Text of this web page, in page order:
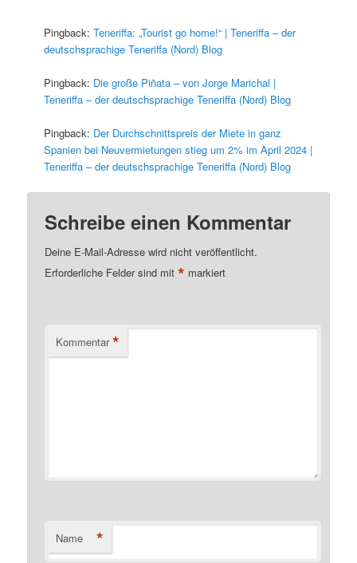
Pingback:Teneriffa: „Tourist go home!“ | Teneriffa – der
deutschsprachige Teneriffa (Nord) Blog
Pingback: Die große Piñata – von Jorge Marichal |
Teneriffa – der deutschsprachige Teneriffa (Nord) Blog
Pingback: Der Durchschnittspreis der Miete in ganz
Spanien bei Neuvermietungen stieg um 2% im April 2024 |
Teneriffa – der deutschsprachige Teneriffa (Nord) Blog
Schreibe einen Kommentar
Deine E-Mail-Adresse wird nicht veröffentlicht.
Erforderliche Felder sind mit* markiert
Kommentar *
Name *